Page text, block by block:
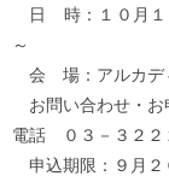
日 時：１０月１
～
会 場：アルカデ
お問い合わせ・お
電話 ０３－３２２
申込期限：９月２